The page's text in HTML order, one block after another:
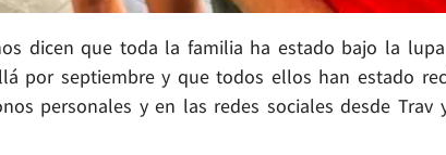
dicen que toda la familia ha estado bajo la
por septiembre y que todos ellos han estado
personales y en las redes sociales desde Trav